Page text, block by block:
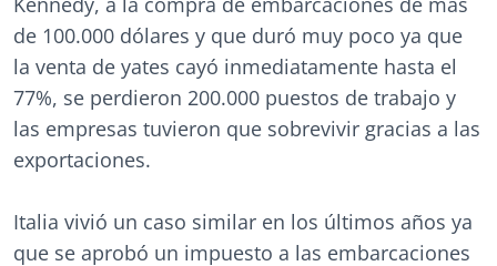
de 100.000 dólares y que duró muy poco ya que
la venta de yates cayó inmediatamente hasta el
77%, se perdieron 200.000 puestos de trabajo y
las empresas tuvieron que sobrevivir gracias a las
exportaciones.
Italia vivió un caso similar en los últimos años ya
que se aprobó un impuesto a las embarcaciones